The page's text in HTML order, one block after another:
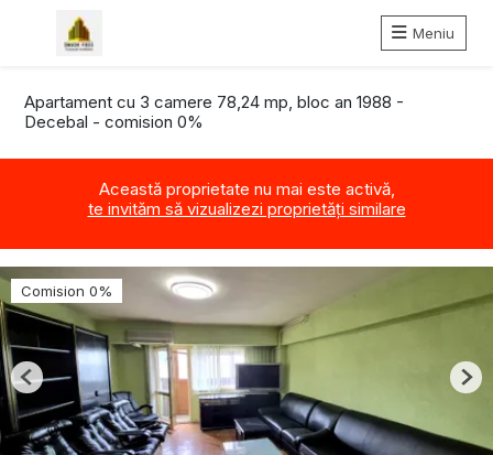
Meniu
Apartament cu 3 camere 78,24 mp, bloc an 1988 -
Decebal - comision 0%
Această proprietate nu mai este activă,
te invităm să vizualizezi proprietăți similare
Comision 0%
Previous